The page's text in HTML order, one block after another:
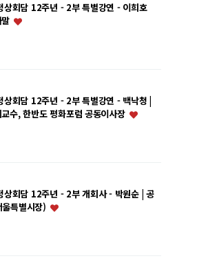
상회담 12주년 - 2부 특별강연 - 이희호
상회담 12주년 - 2부 특별강연 - 백낙청 |
수, 한반도 평화포럼 공동이사장
상회담 12주년 - 2부 개회사 - 박원순 | 공
특별시장)